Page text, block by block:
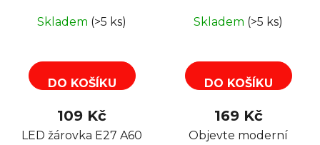
Skladem (>5 ks)
DO KOŠÍKU
109 Kč
LED žárovka E27 A60
Skladem (>5 ks)
DO KOŠÍKU
169 Kč
Objevte moderní